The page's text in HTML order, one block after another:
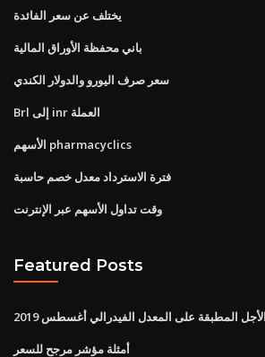
يختلف عن سعر الفائدة
باني محفظة الأوراق المالية
سعر صرف اليورو والدولار الكندي
Brl إلى inr العملة
الأسهم pharmacyclics
فترة الاسترداد معدل خصم حاسبة
وقت تداول الأسهم عبر الإنترنت
Featured Posts
المطبقة على المعدل الفيدرالي أغسطس 2019
أمثلة مؤشر مرجح للسعر